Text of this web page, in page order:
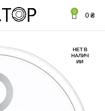
0 0₴
НЕТ В
НАЛИЧ
ИИ